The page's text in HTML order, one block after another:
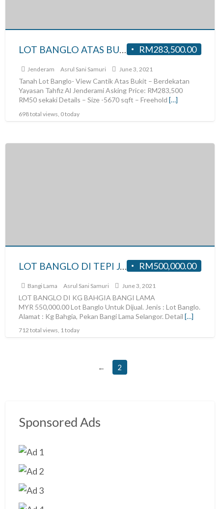
RM283,500.00
LOT BANGLO ATAS BUKIT UNTUK DI JUAL DI JENDERAM HILIR
Jenderam Asrul Sani Samuri June 3, 2021
Tanah Lot Banglo- View Cantik Atas Bukit – Berdekatan
Yayasan Tahfiz Al Jenderami Asking Price: RM283,500
RM50 sekaki Details – Size -5670 sqft – Freehold […]
698 total views, 0 today
RM500,000.00
LOT BANGLO DI TEPI JALAN UNTUK DIJUAL DI KG BAHGIA BANGI LAMA
Bangi Lama Asrul Sani Samuri June 3, 2021
LOT BANGLO DI KG BAHGIA BANGI LAMA
MYR 550,000.00 Lot Banglo Untuk Dijual. Jenis : Lot Banglo.
Alamat : Kg Bahgia, Pekan Bangi Lama Selangor. Detail […]
712 total views, 1 today
← 2
Sponsored Ads